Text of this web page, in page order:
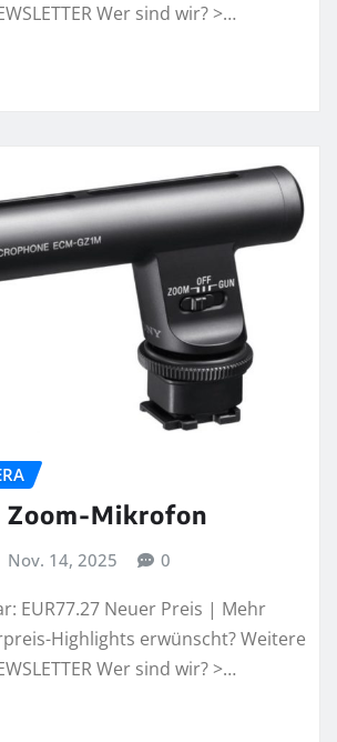
Wer sind wir? >…
Zoom-Mikrofon
Nov. 14, 2025 0
EUR77.27 Neuer Preis | Mehr
Highlights erwünscht? Weitere
Wer sind wir? >…